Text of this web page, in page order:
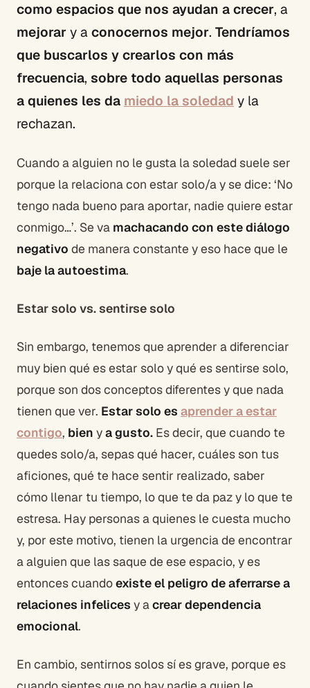
como espacios que nos ayudan a crecer, a
mejorar y a conocernos mejor. Tendríamos
que buscarlos y crearlos con más
frecuencia, sobre todo aquellas personas
a quienes les da miedo la soledad y la
rechazan.
Cuando a alguien no le gusta la soledad suele ser
porque la relaciona con estar solo/a y se dice: ‘No
tengo nada bueno para aportar, nadie quiere estar
conmigo…’. Se va machacando con este diálogo
negativo de manera constante y eso hace que le
baje la autoestima.
Estar solo vs. sentirse solo
Sin embargo, tenemos que aprender a diferenciar
muy bien qué es estar solo y qué es sentirse solo,
porque son dos conceptos diferentes y que nada
tienen que ver. Estar solo es aprender a estar
contigo, bien ya gusto. Es decir, que cuando te
quedes solo/a, sepas qué hacer, cuáles son tus
aficiones, qué te hace sentir realizado, saber
cómo llenar tu tiempo, lo que te da paz y lo que te
estresa. Hay personas a quienes le cuesta mucho
y, por este motivo, tienen la urgencia de encontrar
a alguien que las saque de ese espacio, y es
entonces cuandoexiste el peligro de aferrarse a
relaciones infelices y acrear dependencia
emocional.
En cambio, sentirnos solos sí es grave, porque es